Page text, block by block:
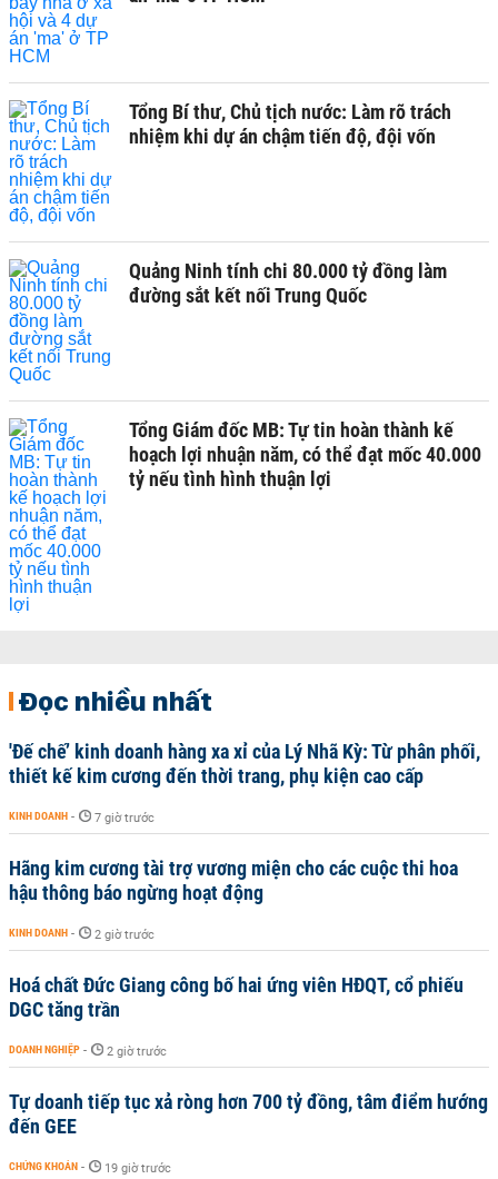
Tổng Bí thư, Chủ tịch nước: Làm rõ trách
nhiệm khi dự án chậm tiến độ, đội vốn
Quảng Ninh tính chi 80.000 tỷ đồng làm
đường sắt kết nối Trung Quốc
Tổng Giám đốc MB: Tự tin hoàn thành kế
hoạch lợi nhuận năm, có thể đạt mốc 40.000
tỷ nếu tình hình thuận lợi
Đọc nhiều nhất
'Đế chế’ kinh doanh hàng xa xỉ của Lý Nhã Kỳ: Từ phân phối,
thiết kế kim cương đến thời trang, phụ kiện cao cấp
KINH DOANH - 7 giờ trước
Hãng kim cương tài trợ vương miện cho các cuộc thi hoa
hậu thông báo ngừng hoạt động
KINH DOANH - 2 giờ trước
Hoá chất Đức Giang công bố hai ứng viên HĐQT, cổ phiếu
DGC tăng trần
DOANH NGHIỆP - 2 giờ trước
Tự doanh tiếp tục xả ròng hơn 700 tỷ đồng, tâm điểm hướng
đến GEE
CHỨNG KHOÁN - 19 giờ trước